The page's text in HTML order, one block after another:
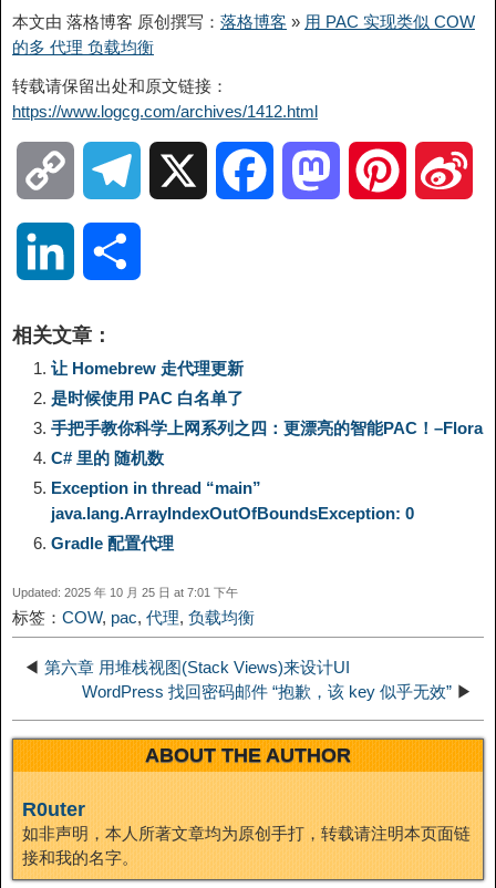
本文由 落格博客 原创撰写： 落格博客 » 用 PAC 实现类似 COW
的多 代理 负载均衡
转载请保留出处和原文链接：
https://www.logcg.com/archives/1412.html
o
y
L
i
n
g
r
a o o e
n
k
e
d
I
相关文章：
让 Homebrew 走代理更新
是时候使用 PAC 白名单了
手把手教你科学上网系列之四：更漂亮的智能PAC！–Flora
C# 里的 随机数
Exception in thread “main”
java.lang.ArrayIndexOutOfBoundsException: 0
Gradle 配置代理
Updated: 2025 年 10 月 25 日 at 7:01 下午
标签： COW, pac, 代理, 负载均衡
◀ 第六章 用堆栈视图(Stack Views)来设计UI
WordPress 找回密码邮件 “抱歉，该 key 似乎无效” ▶
ABOUT THE AUTHOR
R0uter
如非声明，本人所著文章均为原创手打，转载请注明本页面链
接和我的名字。